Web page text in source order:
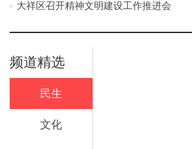
大祥区召开精神文明建设工作推进会
频道精选
民生
文化